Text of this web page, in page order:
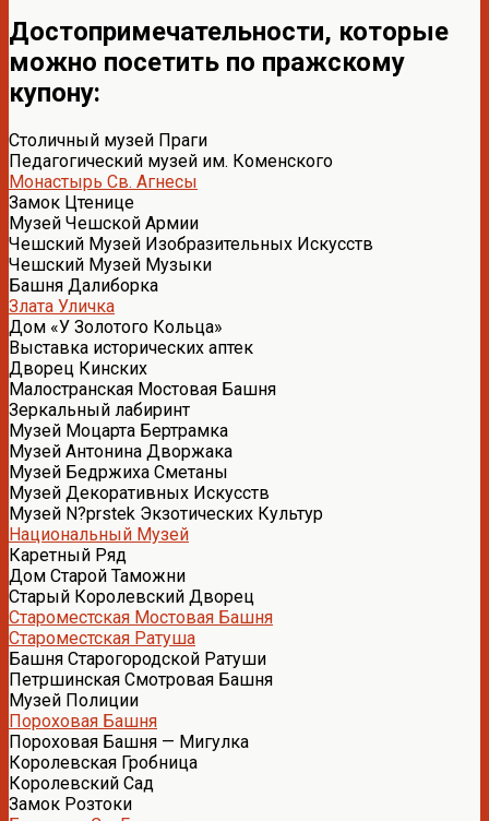
Достопримечательности, которые
можно посетить по пражскому
купону:
Столичный музей Праги
Педагогический музей им. Коменского
Монастырь Св. Агнесы
Замок Цтенице
Музей Чешской Армии
Чешский Музей Изобразительных Искусств
Чешский Музей Музыки
Башня Далиборка
Злата Уличка
Дом «У Золотого Кольца»
Выставка исторических аптек
Дворец Кинских
Малостранская Мостовая Башня
Зеркальный лабиринт
Музей Моцарта Бертрамка
Музей Антонина Дворжака
Музей Бедржиха Сметаны
Музей Декоративных Искусств
Музей N?prstek Экзотических Культур
Национальный Музей
Каретный Ряд
Дом Старой Таможни
Старый Королевский Дворец
Староместская Мостовая Башня
Староместская Ратуша
Башня Старогородской Ратуши
Петршинская Смотровая Башня
Музей Полиции
Пороховая Башня
Пороховая Башня — Мигулка
Королевская Гробница
Королевский Сад
Замок Розтоки